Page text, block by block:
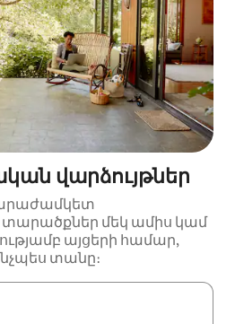
վարձույթներ
տարածքներ մեկ ամիս կամ
այցերի համար,
տանը։
լինեն, սլաքների